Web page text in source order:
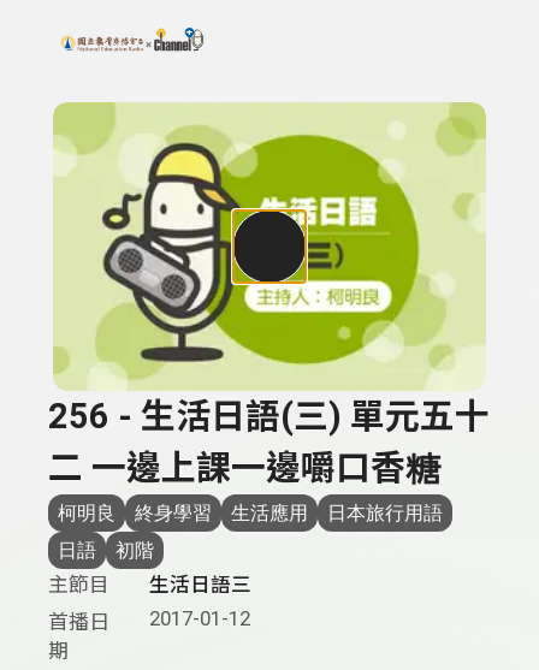
上方功能區塊
搜尋關鍵字：可輸入節目名稱、主持人或關鍵字
256 - 生活日語(三) 單元五十
二 一邊上課一邊嚼口香糖
柯明良 終身學習 生活應用
日本旅行用語
日語
初階
主節目
生活日語三
首播日
期
2017-01-12